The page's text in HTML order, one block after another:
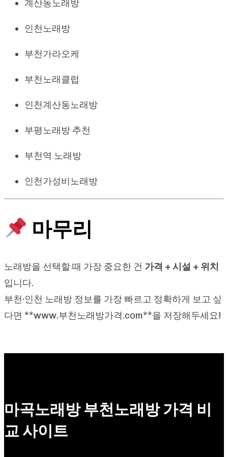
계산동노래방
인천노래방
부천가라오케
부천노래클럽
인천계산동노래방
부평노래방 추천
부천역 노래방
인천가성비노래방
마무리
노래방을 선택할 때 가장 중요한 건 가격 + 시설 + 위치
입니다.
부천·인천 노래방 정보를 가장 빠르고 정확하게 보고 싶
다면 **www.부천노래방가격.com**을 저장해두세요!
마곡노래방 부천노래방 가격 비
교 사이트